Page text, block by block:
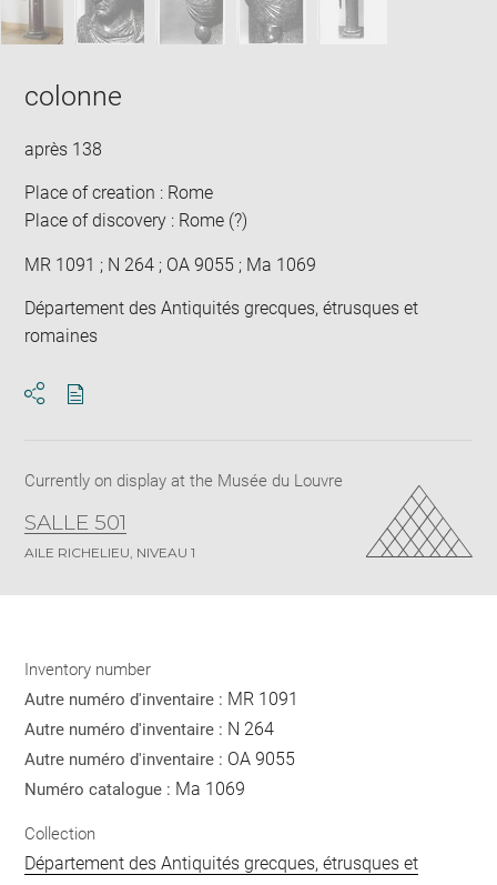
colonne
après 138
Place of creation : Rome
Place of discovery : Rome (?)
MR 1091 ; N 264 ; OA 9055 ; Ma 1069
Département des Antiquités grecques, étrusques et
romaines
Currently on display at the Musée du Louvre
SALLE 501
AILE RICHELIEU, NIVEAU 1
Inventory number
Autre numéro d'inventaire : MR 1091
Autre numéro d'inventaire : N 264
Autre numéro d'inventaire : OA 9055
Numéro catalogue : Ma 1069
Collection
Département des Antiquités grecques, étrusques et